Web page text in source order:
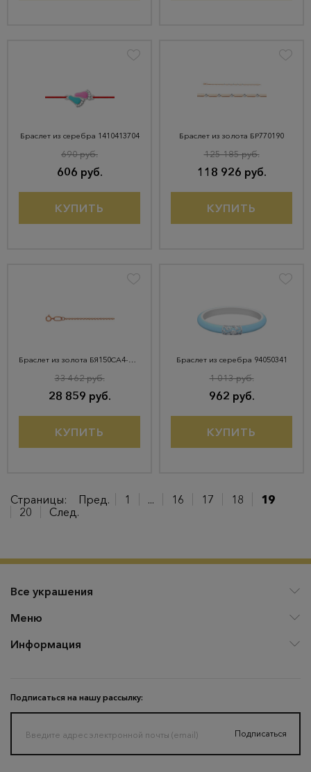
Браслет из серебра 1410413704
606 руб.
690 руб.
КУПИТЬ
Браслет из золота БР770190
118 926 руб.
125 185 руб.
КУПИТЬ
Браслет из золота БЯ150СА4-А51
28 859 руб.
33 462 руб.
КУПИТЬ
Браслет из серебра 94050341
962 руб.
1 013 руб.
КУПИТЬ
Страницы: Пред. 1 ... 16 17 18
19
20
След.
Подписаться на нашу рассылку:
Подписаться
Все украшения
Меню
Информация